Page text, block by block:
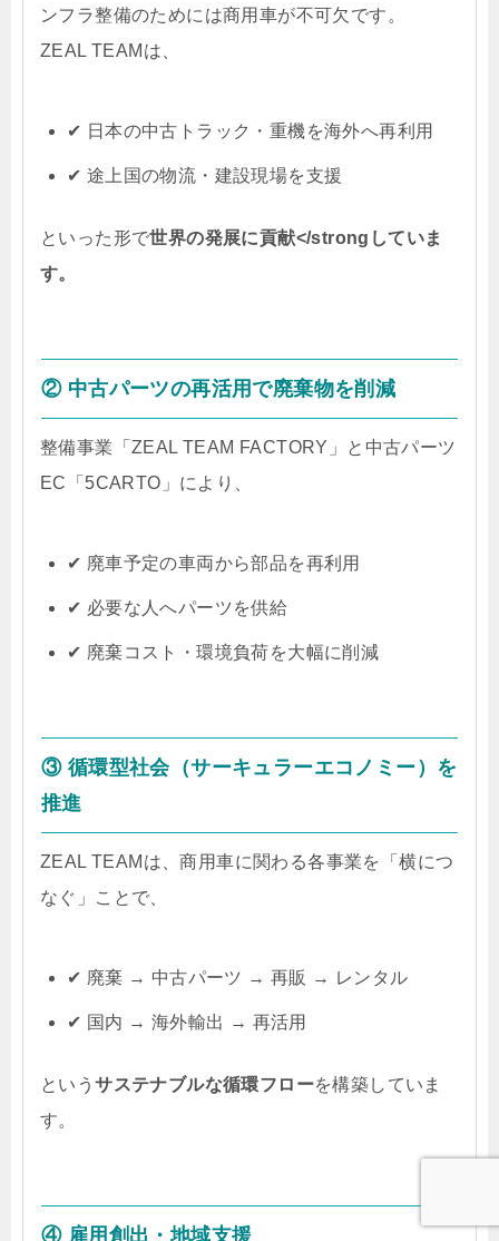
ンフラ整備のためには商用車が不可欠です。
ZEAL TEAMは、
✔ 日本の中古トラック・重機を海外へ再利用
✔ 途上国の物流・建設現場を支援
といった形で世界の発展に貢献</strongしていま
す。
② 中古パーツの再活用で廃棄物を削減
整備事業「ZEAL TEAM FACTORY」と中古パーツ
EC「5CARTO」により、
✔ 廃車予定の車両から部品を再利用
✔ 必要な人へパーツを供給
✔ 廃棄コスト・環境負荷を大幅に削減
③ 循環型社会（サーキュラーエコノミー）を
推進
ZEAL TEAMは、商用車に関わる各事業を「横につ
なぐ」ことで、
✔ 廃棄 → 中古パーツ → 再販 → レンタル
✔ 国内 → 海外輸出 → 再活用
というサステナブルな循環フローを構築していま
す。
④ 雇用創出・地域支援